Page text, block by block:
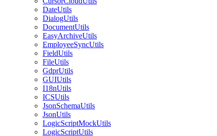
DateUtils
DialogUtils
DocumentUtils
EasyArchiveUtils
EmployeeSyncUtils
FieldUtils
FileUtils
GdprUtils
GUIUtils
I18nUtils
ICSUtils
JsonSchemaUtils
JsonUtils
LogicScriptMockUtils
LogicScriptUtils